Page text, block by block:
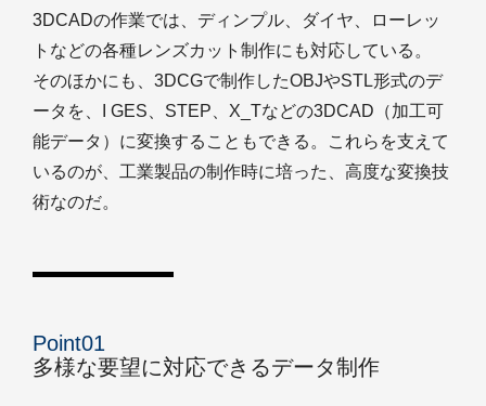
3DCADの作業では、ディンプル、ダイヤ、ローレッ
トなどの各種レンズカット制作にも対応している。
そのほかにも、3DCGで制作したOBJやSTL形式のデ
ータを、I GES、STEP、X_Tなどの3DCAD（加工可
能データ）に変換することもできる。これらを支えて
いるのが、工業製品の制作時に培った、高度な変換技
術なのだ。
Point01
多様な要望に対応できるデータ制作